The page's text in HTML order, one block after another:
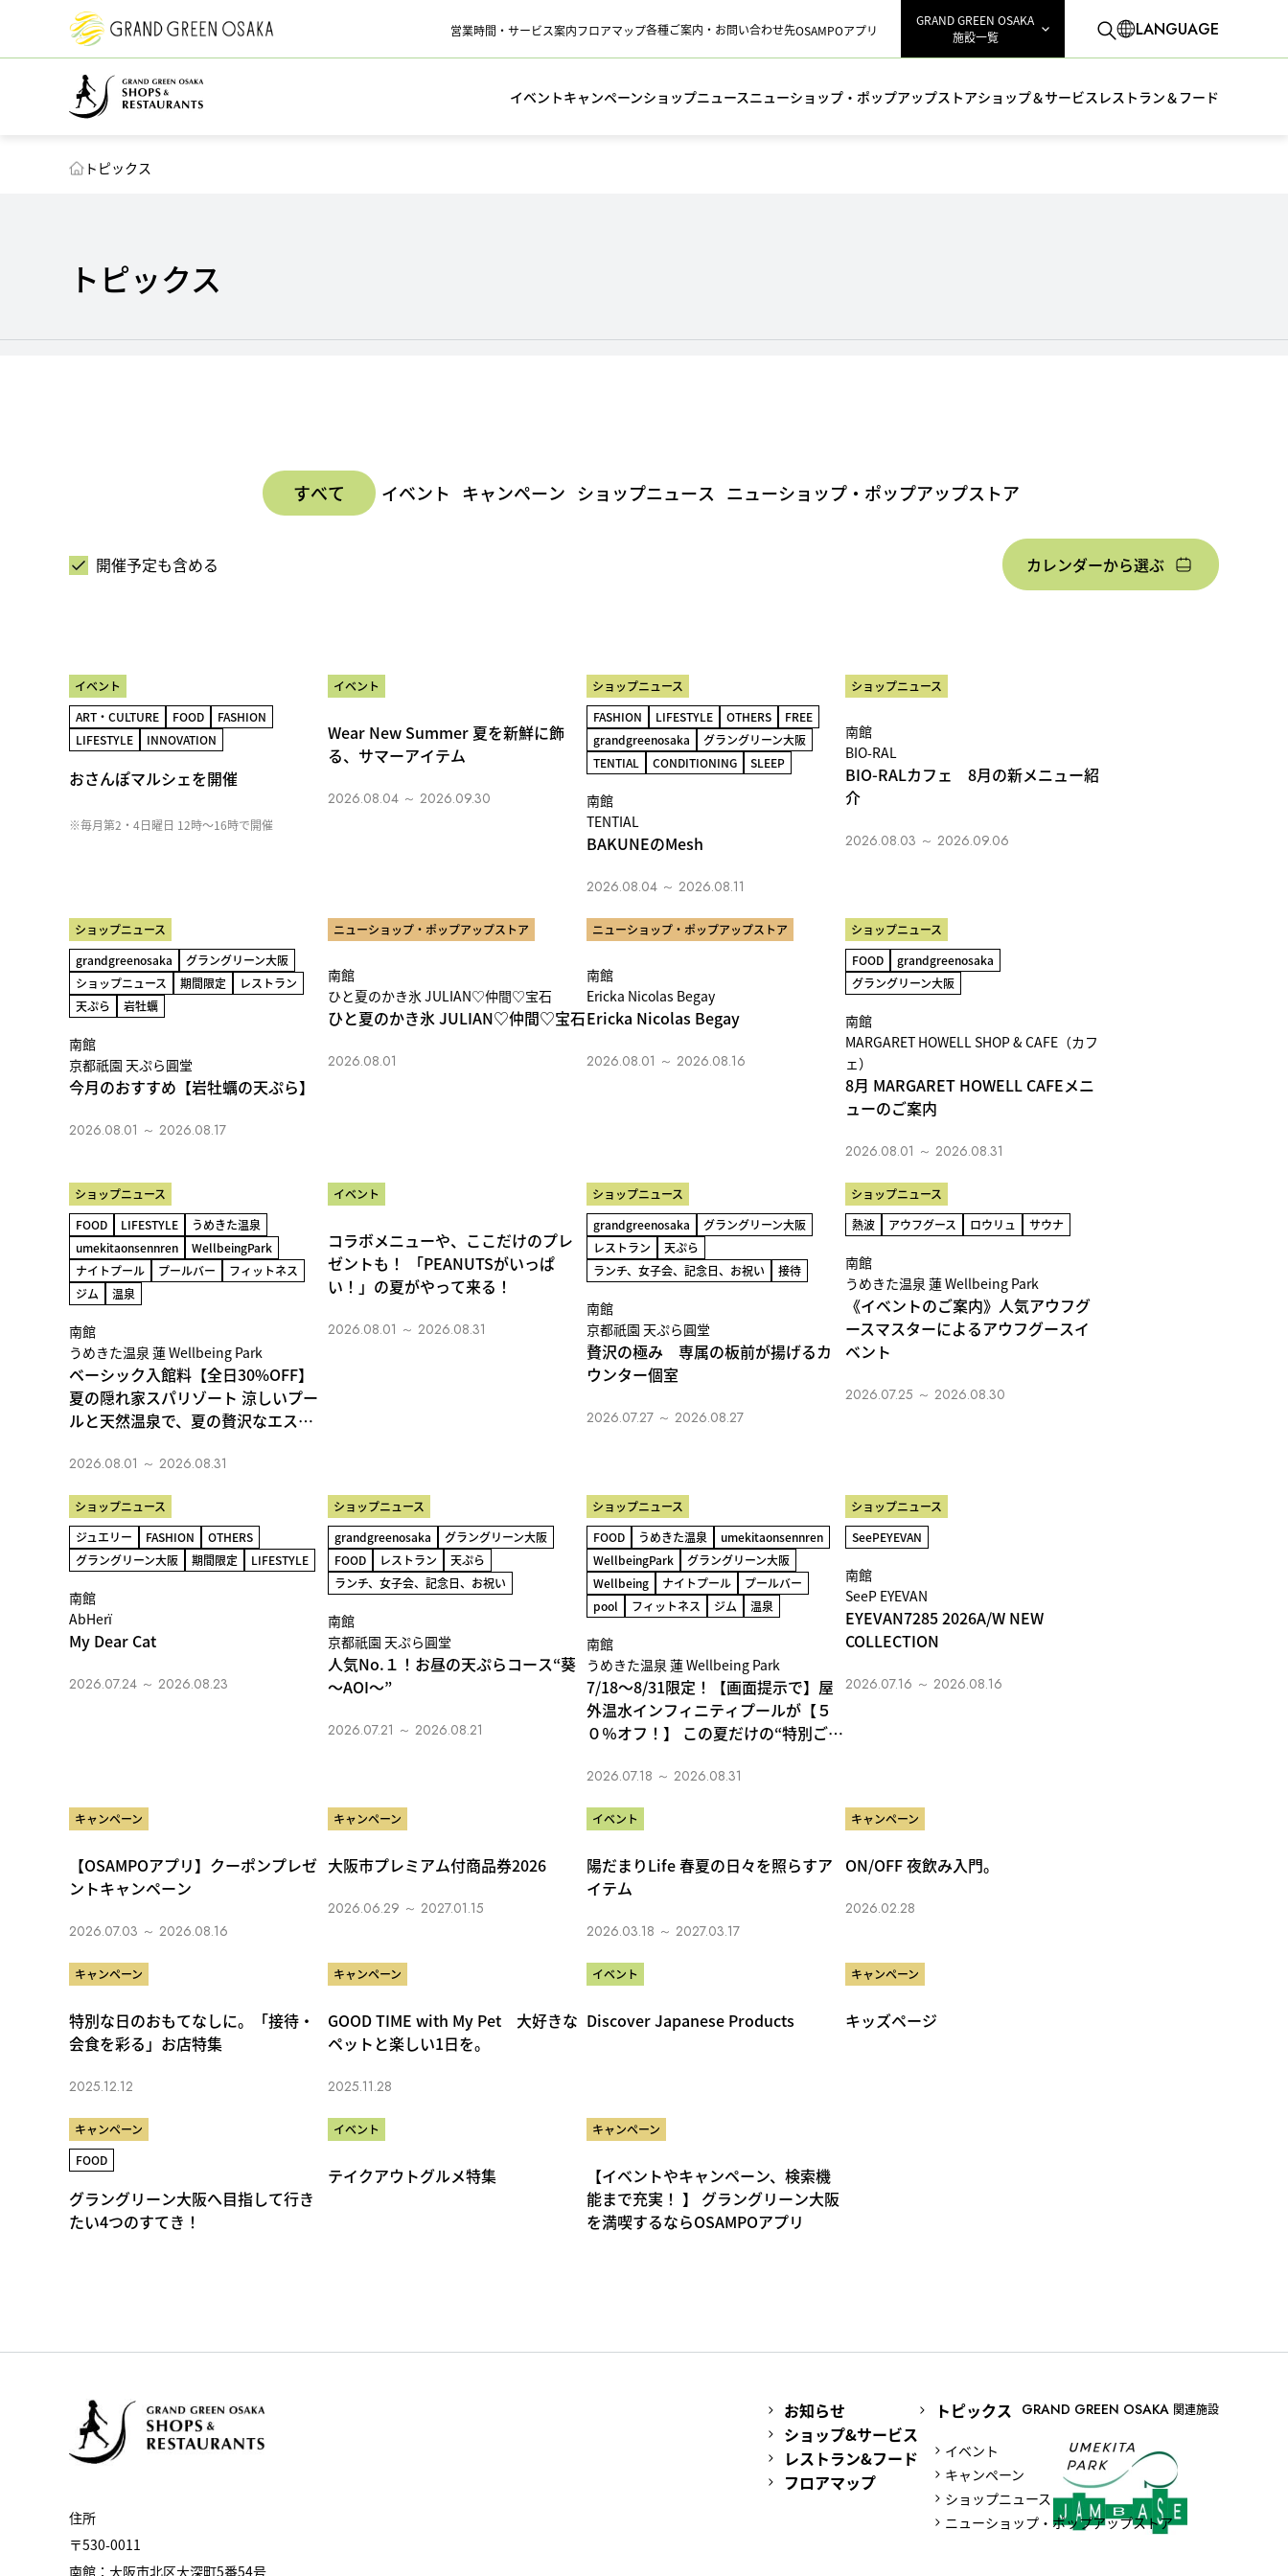
営業時間・サービス案内フロアマップ各種ご案内・お問い合わせ先OSAMPOアプリ
GRAND GREEN OSAKA
施設一覧
LANGUAGE
イベントキャンペーンショップニュースニューショップ・ポップアップストアショップ＆サービス レストラン＆フード
トピックス
トピックス
すべて イベント キャンペーン ショップニュース ニューショップ・ポップアップストア
開催予定も含める カレンダーから選ぶ
NEW
イベント
ART・CULTURE
FOOD
FASHION
LIFESTYLE
INNOVATION
おさんぽマルシェを開催
※毎月第2・4日曜日 12時～16時で開催
イベント
Wear New Summer 夏を新鮮に飾
る、サマーアイテム
2026.08.04 ～ 2026.09.30
ショップニュース
FASHION
LIFESTYLE OTHERS
FREE
grandgreenosaka
グラングリーン大阪
TENTIAL
CONDITIONING SLEEP
南館
TENTIAL
BAKUNEのMesh
2026.08.04 ～ 2026.08.11
ショップニュース
南館
BIO-RAL
BIO-RALカフェ 8月の新メニュー紹
介
2026.08.03 ～ 2026.09.06
ショップニュース
grandgreenosaka
グラングリーン大阪
ショップニュース
期間限定
レストラン
天ぷら
岩牡蠣
南館
京都祇園 天ぷら圓堂
今月のおすすめ【岩牡蠣の天ぷら】
2026.08.01 ～ 2026.08.17
ニューショップ・ポップアップストア
南館
ひと夏のかき氷 JULIAN♡仲間♡宝石
ひと夏のかき氷 JULIAN♡仲間♡宝石
2026.08.01
ニューショップ・ポップアップストア
南館
Ericka Nicolas Begay
Ericka Nicolas Begay
2026.08.01 ～ 2026.08.16
ショップニュース
FOOD
grandgreenosaka
グラングリーン大阪
南館
MARGARET HOWELL SHOP & CAFE（カフ
ェ）
8月 MARGARET HOWELL CAFEメニ
ューのご案内
2026.08.01 ～ 2026.08.31
ショップニュース
FOOD
LIFESTYLE
うめきた温泉
umekitaonsennren
WellbeingPark
ナイトプール
プールバー
フィットネス
ジム
温泉
南館
うめきた温泉 蓮 Wellbeing Park
ベーシック入館料【全日30%OFF】
夏の隠れ家スパリゾート 涼しいプー
ルと天然温泉で、夏の贅沢なエスケ
2026.08.01 ～ 2026.08.31
イベント
コラボメニューや、ここだけのプレ
ゼントも！ 「PEANUTSがいっぱ
い！」の夏がやって来る！
2026.08.01 ～ 2026.08.31
ショップニュース
grandgreenosaka
グラングリーン大阪
レストラン
天ぷら
ランチ、女子会、記念日、お祝い
接待
南館
京都祇園 天ぷら圓堂
贅沢の極み 専属の板前が揚げるカ
ウンター個室
2026.07.27 ～ 2026.08.27
ショップニュース
熱波
アウフグース ロウリュ サウナ
南館
うめきた温泉 蓮 Wellbeing Park
《イベントのご案内》人気アウフグ
ースマスターによるアウフグースイ
ベント
2026.07.25 ～ 2026.08.30
ショップニュース
ジュエリー
FASHION
OTHERS
グラングリーン大阪
期間限定 LIFESTYLE
南館
AbHerï
My Dear Cat
2026.07.24 ～ 2026.08.23
ショップニュース
grandgreenosaka
グラングリーン大阪
FOOD
レストラン
天ぷら
ランチ、女子会、記念日、お祝い
南館
京都祇園 天ぷら圓堂
人気No.１！お昼の天ぷらコース“葵
～AOI～”
2026.07.21 ～ 2026.08.21
ショップニュース
FOOD
うめきた温泉
umekitaonsennren
WellbeingPark
グラングリーン大阪
Wellbeing
ナイトプール
プールバー
pool
フィットネス ジム 温泉
南館
うめきた温泉 蓮 Wellbeing Park
7/18～8/31限定！【画面提示で】屋
外温水インフィニティプールが【５
０％オフ！】 この夏だけの“特別ご優
2026.07.18 ～ 2026.08.31
ショップニュース
SeePEYEVAN
南館
SeeP EYEVAN
EYEVAN7285 2026A/W NEW
COLLECTION
2026.07.16 ～ 2026.08.16
キャンペーン
【OSAMPOアプリ】クーポンプレゼ
ントキャンペーン
2026.07.03 ～ 2026.08.16
キャンペーン
大阪市プレミアム付商品券2026
2026.06.29 ～ 2027.01.15
イベント
陽だまりLife 春夏の日々を照らすア
イテム
2026.03.18 ～ 2027.03.17
キャンペーン
ON/OFF 夜飲み入門。
2026.02.28
キャンペーン
特別な日のおもてなしに。「接待・
会食を彩る」お店特集
2025.12.12
キャンペーン
GOOD TIME with My Pet 大好きな
ペットと楽しい1日を。
2025.11.28
イベント
Discover Japanese Products
キャンペーン
キッズページ
キャンペーン
FOOD
グラングリーン大阪へ目指して行き
たい4つのすてき！
イベント
テイクアウトグルメ特集
キャンペーン
【イベントやキャンペーン、検索機
能まで充実！ 】 グラングリーン大阪
を満喫するならOSAMPOアプリ
住所
〒530-0011
南館：大阪市北区大深町5番54号
お知らせ
ショップ&サービス
レストラン&フード
フロアマップ
トピックス
イベント
キャンペーン
ショップニュース
ニューショップ・ポップアップストア
GRAND GREEN OSAKA 関連施設